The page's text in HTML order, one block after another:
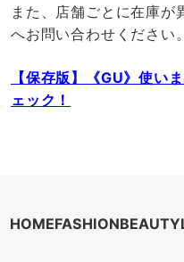
また、店舗ごとに在庫が
へお問い合わせください。
【保存版】《GU》使い
ェック！
HOMEFASHIONBEAUTY